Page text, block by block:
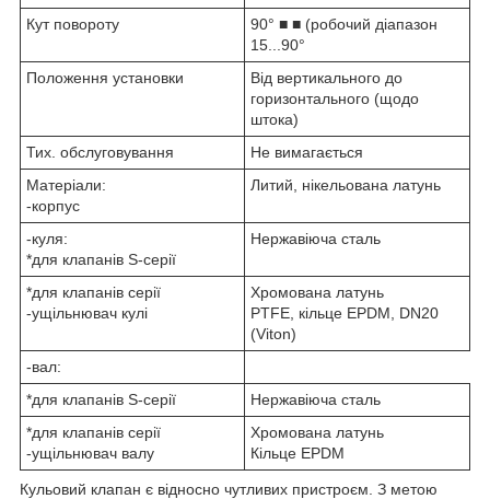
Кут повороту
90° ■ ■ (робочий діапазон
15...90°
Положення установки
Від вертикального до
горизонтального (щодо
штока)
Тих. обслуговування
Не вимагається
Матеріали:
-корпус
Литий, нікельована латунь
-куля:
*для клапанів S-серії
Нержавіюча сталь
*для клапанів серії
-ущільнювач кулі
Хромована латунь
PTFE, кільце EPDM, DN20
(Viton)
-вал:
*для клапанів S-серії
Нержавіюча сталь
*для клапанів серії
-ущільнювач валу
Хромована латунь
Кільце EPDM
Кульовий клапан є відносно чутливих пристроєм. З метою